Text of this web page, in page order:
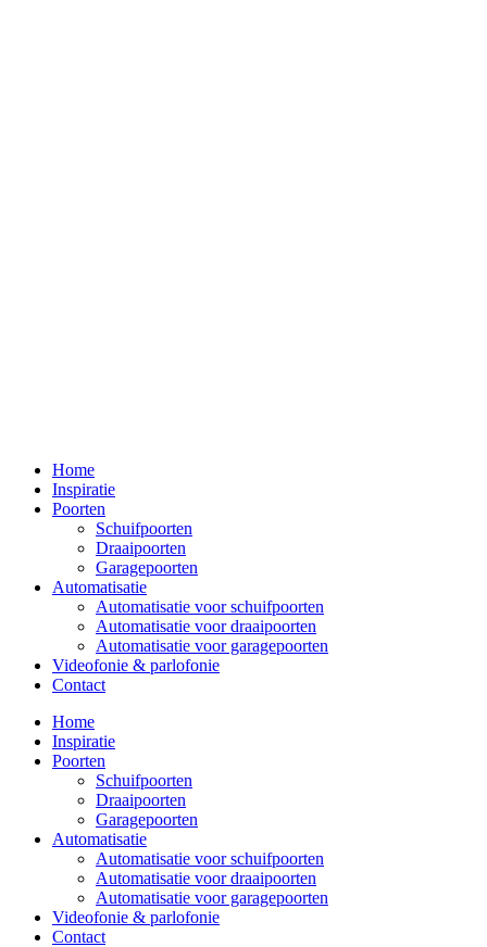
Home
Inspiratie
Poorten
Schuifpoorten
Draaipoorten
Garagepoorten
Automatisatie
Automatisatie voor schuifpoorten
Automatisatie voor draaipoorten
Automatisatie voor garagepoorten
Videofonie & parlofonie
Contact
Home
Inspiratie
Poorten
Schuifpoorten
Draaipoorten
Garagepoorten
Automatisatie
Automatisatie voor schuifpoorten
Automatisatie voor draaipoorten
Automatisatie voor garagepoorten
Videofonie & parlofonie
Contact